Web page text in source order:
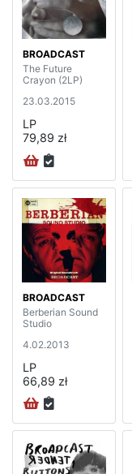
BROADCAST
The Future
Crayon (2LP)
23.03.2015
LP
79,89 zł
BROADCAST
Berberian Sound
Studio
4.02.2013
LP
66,89 zł